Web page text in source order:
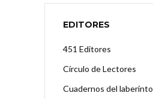
EDITORES
451 Editores
Círculo de Lectores
Cuadernos del laberinto